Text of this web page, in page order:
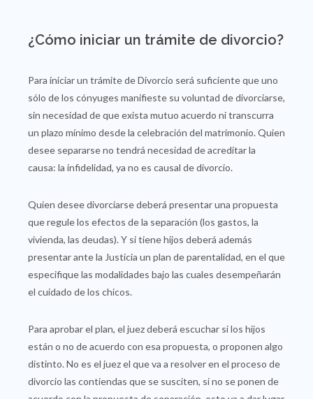
¿Cómo iniciar un trámite de divorcio?
Para iniciar un trámite de Divorcio será suficiente que uno
sólo de los cónyuges manifieste su voluntad de divorciarse,
sin necesidad de que exista mutuo acuerdo ni transcurra
un plazo mínimo desde la celebración del matrimonio. Quien
desee separarse no tendrá necesidad de acreditar la
causa: la infidelidad, ya no es causal de divorcio.
Quien desee divorciarse deberá presentar una propuesta
que regule los efectos de la separación (los gastos, la
vivienda, las deudas). Y si tiene hijos deberá además
presentar ante la Justicia un plan de parentalidad, en el que
especifique las modalidades bajo las cuales desempeñarán
el cuidado de los chicos.
Para aprobar el plan, el juez deberá escuchar si los hijos
están o no de acuerdo con esa propuesta, o proponen algo
distinto. No es el juez el que va a resolver en el proceso de
divorcio las contiendas que se susciten, si no se ponen de